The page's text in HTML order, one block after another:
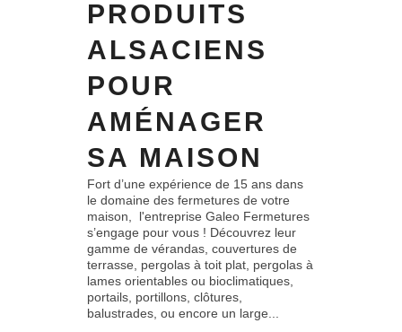
PRODUITS
ALSACIENS
POUR
AMÉNAGER
SA MAISON
Fort d’une expérience de 15 ans dans
le domaine des fermetures de votre
maison, l'entreprise Galeo Fermetures
s’engage pour vous ! Découvrez leur
gamme de vérandas, couvertures de
terrasse, pergolas à toit plat, pergolas à
lames orientables ou bioclimatiques,
portails, portillons, clôtures,
balustrades, ou encore un large...